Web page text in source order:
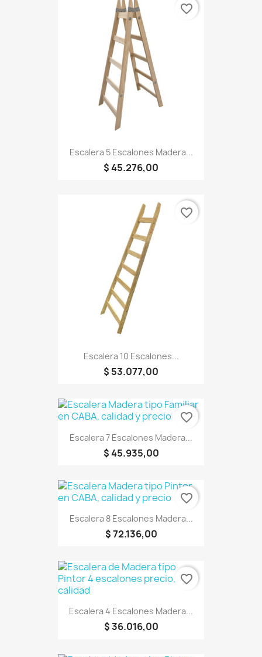
Escalera 5 Escalones Madera...
$ 45.276,00
favorite_border
Escalera 10 Escalones...
$ 53.077,00
favorite_border
Escalera 7 Escalones Madera...
$ 45.935,00
favorite_border
Escalera 8 Escalones Madera...
$ 72.136,00
favorite_border
Escalera 4 Escalones Madera...
$ 36.016,00
favorite_border